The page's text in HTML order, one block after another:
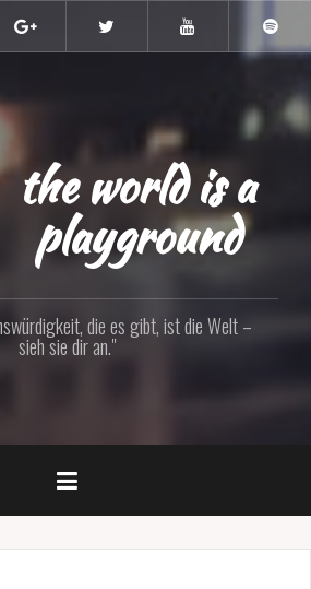
YouTube
the world is a
playground
die es gibt, ist die Welt –
sieh sie dir an."